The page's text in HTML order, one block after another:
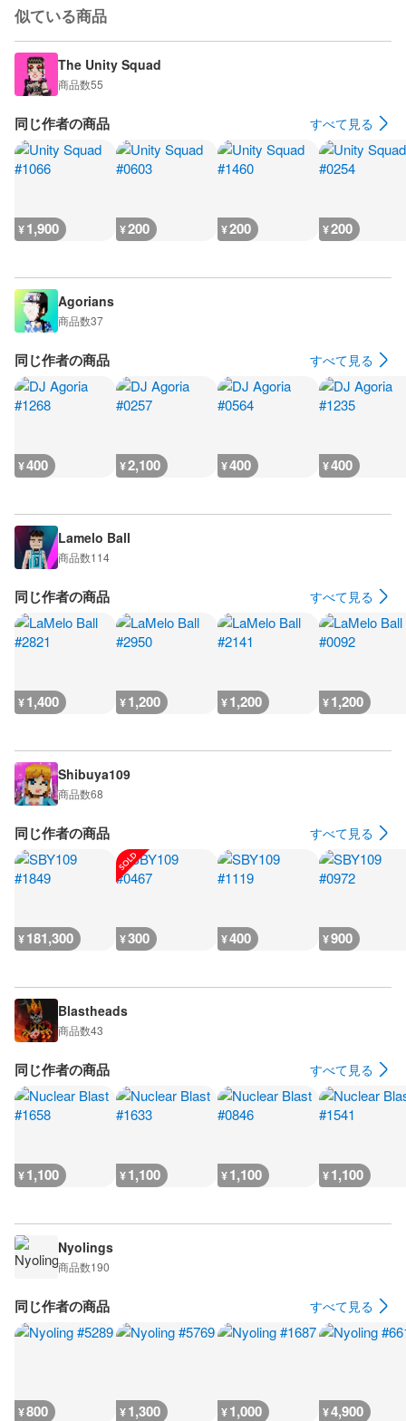
似ている商品
The Unity Squad
商品数55
同じ作者の商品 すべて見る
¥1,900 ¥200 ¥200 ¥200
Agorians
商品数37
同じ作者の商品 すべて見る
¥400 ¥2,100 ¥400 ¥400
Lamelo Ball
商品数114
同じ作者の商品 すべて見る
¥1,400 ¥1,200 ¥1,200 ¥1,200
Shibuya109
商品数68
同じ作者の商品 すべて見る
¥181,300 ¥300 ¥400 ¥900
Blastheads
商品数43
同じ作者の商品 すべて見る
¥1,100 ¥1,100 ¥1,100 ¥1,100
Nyolings
商品数190
同じ作者の商品 すべて見る
¥800 ¥1,300 ¥1,000 ¥4,900